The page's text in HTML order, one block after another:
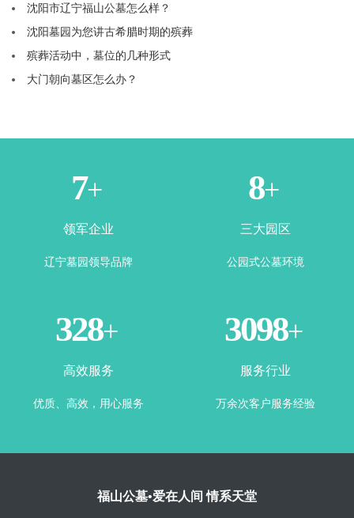
沈阳市辽宁福山公墓怎么样？
沈阳墓园为您讲古希腊时期的殡葬
殡葬活动中，墓位的几种形式
大门朝向墓区怎么办？
1+
领军企业
辽宁墓园领导品牌
3+
三大园区
公园式公墓环境
365+
高效服务
优质、高效，用心服务
3500+
服务行业
万余次客户服务经验
福山公墓•爱在人间 情系天堂